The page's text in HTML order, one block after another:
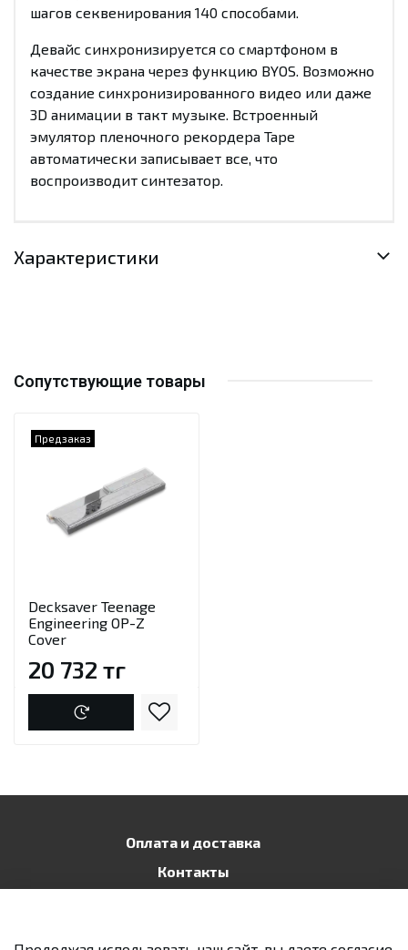
шагов секвенирования 140 способами.
Девайс синхронизируется со смартфоном в
качестве экрана через функцию BYOS. Возможно
создание синхронизированного видео или даже
3D анимации в такт музыке. Встроенный
эмулятор пленочного рекордера Tape
автоматически записывает все, что
воспроизводит синтезатор.
Характеристики
Сопутствующие товары
Предзаказ
Decksaver Teenage
Engineering OP-Z
Cover
20 732 тг
Оплата и доставка
Контакты